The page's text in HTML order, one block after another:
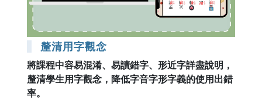
釐清用字觀念
將課程中容易混淆、易讀錯字、形近字詳盡說明，
釐清學生用字觀念，降低字音字形字義的使用出錯
率。